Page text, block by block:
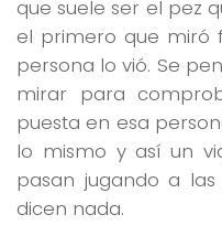
que suele ser el pez
el primero que miró
persona lo vió. Se
mirar para
puesta en esa
lo mismo y así un
pasan jugando a
dicen nada.